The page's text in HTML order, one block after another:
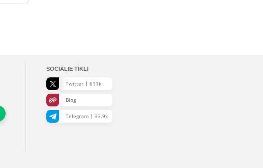
SOCIĀLIE TĪKLI
Twitter 611k
Blog
Telegram 33.9k